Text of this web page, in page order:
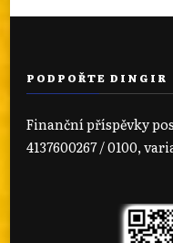
PODPOŘTE DINGIR
Finanční příspěvky
4137600267 / 0100,